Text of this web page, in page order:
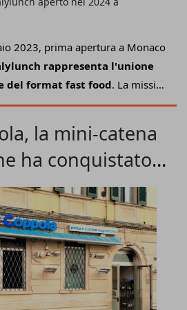
2023, prima apertura a Monaco
rappresenta l'unione
del format fast food. La mission
quello difar conoscere la vera
e, allo stesso tempo,attrarre
la promozione di
che fa perno sulle logiche di
la mini-catena
ha conquistato